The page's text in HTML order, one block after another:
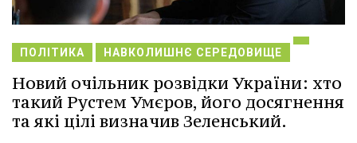
ПОЛІТИКА НАВКОЛИШНЄ СЕРЕДОВИЩЕ
Новий очільник розвідки України: хто
такий Рустем Умєров, його досягнення
та які цілі визначив Зеленський.